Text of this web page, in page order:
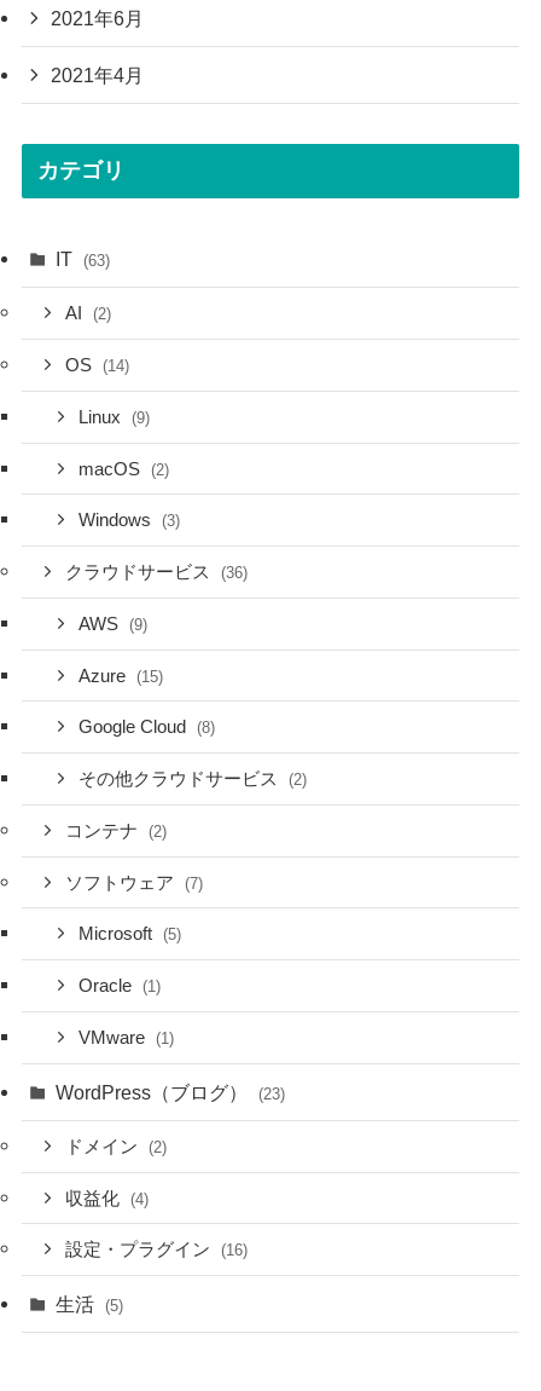
2021年6月
2021年4月
カテゴリ
IT (63)
AI (2)
OS (14)
Linux (9)
macOS (2)
Windows (3)
クラウドサービス (36)
AWS (9)
Azure (15)
Google Cloud (8)
その他クラウドサービス (2)
コンテナ (2)
ソフトウェア (7)
Microsoft (5)
Oracle (1)
VMware (1)
WordPress（ブログ） (23)
ドメイン (2)
収益化 (4)
設定・プラグイン (16)
生活 (5)